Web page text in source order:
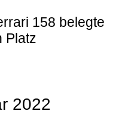
158 belegte
Platz
2022